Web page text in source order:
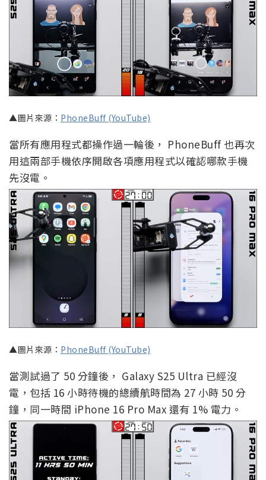
▲圖片來源： PhoneBuff (YouTube)
當所有應用程式都操作過一輪後， PhoneBuff 也再次
用這兩部手機依序開啟各項應用程式以確認哪款手機
先沒電。
▲圖片來源： PhoneBuff (YouTube)
當測試過了 50 分鐘後， Galaxy S25 Ultra 已經沒
電，包括 16 小時待機的總續航時間為 27 小時 50 分
鐘，同一時間 iPhone 16 Pro Max 還有 1% 電力。